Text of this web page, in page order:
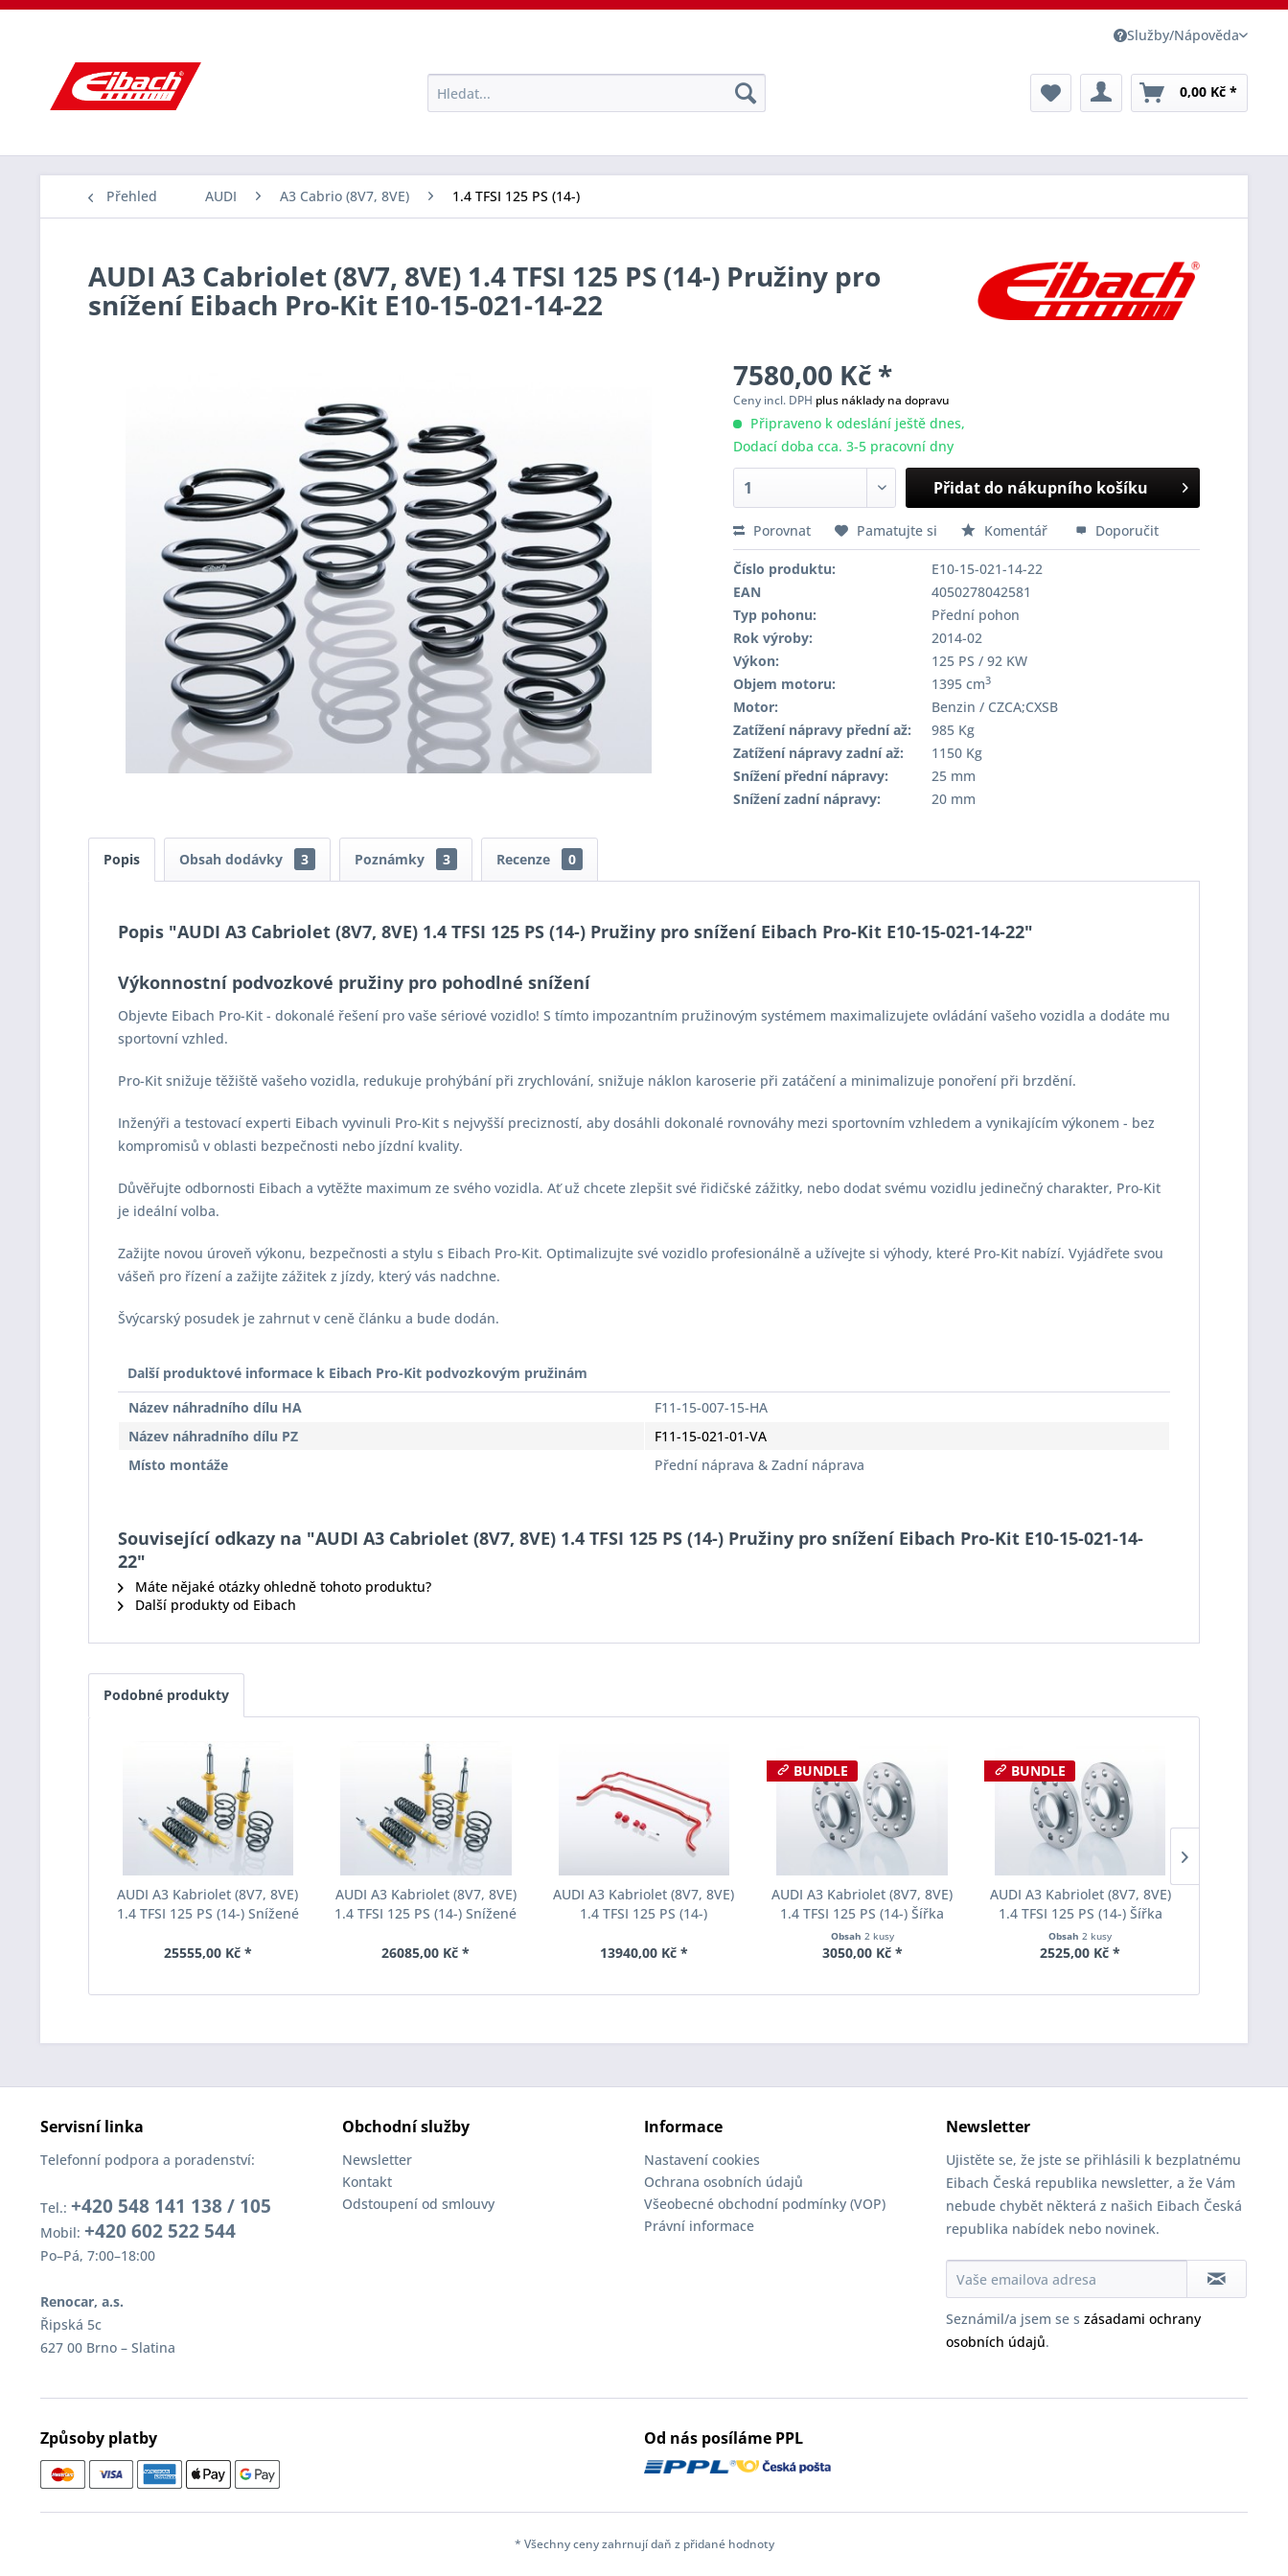
Služby/Nápověda
0,00 Kč *
Přehled AUDI A3 Cabrio (8V7, 8VE) 1.4 TFSI 125 PS (14-)
AUDI A3 Cabriolet (8V7, 8VE) 1.4 TFSI 125 PS (14-) Pružiny pro
snížení Eibach Pro-Kit E10-15-021-14-22
7580,00 Kč *
Ceny incl. DPH plus náklady na dopravu
Připraveno k odeslání ještě dnes,
Dodací doba cca. 3-5 pracovní dny
Přidat do nákupního košíku
Porovnat Pamatujte si Komentář Doporučit
Číslo produktu:
E10-15-021-14-22
EAN
4050278042581
Typ pohonu:
Přední pohon
Rok výroby:
2014-02
Výkon:
125 PS / 92 KW
Objem motoru:
1395 cm3
Motor:
Benzin / CZCA;CXSB
Zatížení nápravy přední až:
985 Kg
Zatížení nápravy zadní až:
1150 Kg
Snížení přední nápravy:
25 mm
Snížení zadní nápravy:
20 mm
Popis Obsah dodávky 3 Poznámky 3 Recenze 0
Popis "AUDI A3 Cabriolet (8V7, 8VE) 1.4 TFSI 125 PS (14-) Pružiny pro snížení Eibach Pro-Kit E10-15-021-14-22"
Výkonnostní podvozkové pružiny pro pohodlné snížení
Objevte Eibach Pro-Kit - dokonalé řešení pro vaše sériové vozidlo! S tímto impozantním pružinovým systémem maximalizujete ovládání vašeho vozidla a dodáte mu
sportovní vzhled.
Pro-Kit snižuje těžiště vašeho vozidla, redukuje prohýbání při zrychlování, snižuje náklon karoserie při zatáčení a minimalizuje ponoření při brzdění.
Inženýři a testovací experti Eibach vyvinuli Pro-Kit s nejvyšší precizností, aby dosáhli dokonalé rovnováhy mezi sportovním vzhledem a vynikajícím výkonem - bez
kompromisů v oblasti bezpečnosti nebo jízdní kvality.
Důvěřujte odbornosti Eibach a vytěžte maximum ze svého vozidla. Ať už chcete zlepšit své řidičské zážitky, nebo dodat svému vozidlu jedinečný charakter, Pro-Kit
je ideální volba.
Zažijte novou úroveň výkonu, bezpečnosti a stylu s Eibach Pro-Kit. Optimalizujte své vozidlo profesionálně a užívejte si výhody, které Pro-Kit nabízí. Vyjádřete svou
vášeň pro řízení a zažijte zážitek z jízdy, který vás nadchne.
Švýcarský posudek je zahrnut v ceně článku a bude dodán.
Další produktové informace k Eibach Pro-Kit podvozkovým pružinám
Název náhradního dílu HA
F11-15-007-15-HA
Název náhradního dílu PZ
F11-15-021-01-VA
Místo montáže
Přední náprava & Zadní náprava
Související odkazy na "AUDI A3 Cabriolet (8V7, 8VE) 1.4 TFSI 125 PS (14-) Pružiny pro snížení Eibach Pro-Kit E10-15-021-14-
22"
Máte nějaké otázky ohledně tohoto produktu?
Další produkty od Eibach
Podobné produkty
AUDI A3 Kabriolet (8V7, 8VE)
1.4 TFSI 125 PS (14-) Snížené
B12 a E90-15-021-14-22
25555,00 Kč *
AUDI A3 Kabriolet (8V7, 8VE)
1.4 TFSI 125 PS (14-) Snížené
B12 a E90-15-021-26-22
26085,00 Kč *
AUDI A3 Kabriolet (8V7, 8VE)
1.4 TFSI 125 PS (14-)
Roll-Kit E40-15-021-01-11
13940,00 Kč *
BUNDLE
AUDI A3 Kabriolet (8V7, 8VE)
1.4 TFSI 125 PS (14-) Šířka
rozchodu Eibach Pro-Spacer
S90-2-08-003 System2
Obsah 2 kusy
3050,00 Kč *
BUNDLE
AUDI A3 Kabriolet (8V7, 8VE)
1.4 TFSI 125 PS (14-) Šířka
rozchodu Eibach Pro-Spacer
S90-2-10-027 System2
Obsah2 kusy
2525,00 Kč *
Servisní linka
Telefonní podpora a poradenství:
Tel.: +420 548 141 138 / 105
Mobil: +420 602 522 544
Po–Pá, 7:00–18:00
Renocar, a.s.
Řipská 5c
627 00 Brno – Slatina
Obchodní služby
Newsletter
Kontakt
Odstoupení od smlouvy
Informace
Nastavení cookies
Ochrana osobních údajů
Všeobecné obchodní podmínky (VOP)
Právní informace
Newsletter
Ujistěte se, že jste se přihlásili k bezplatnému
Eibach Česká republika newsletter, a že Vám
nebude chybět některá z našich Eibach Česká
republika nabídek nebo novinek.
Seznámil/a jsem se s zásadami ochrany
osobních údajů.
Způsoby platby Od nás posíláme PPL
* Všechny ceny zahrnují daň z přidané hodnoty